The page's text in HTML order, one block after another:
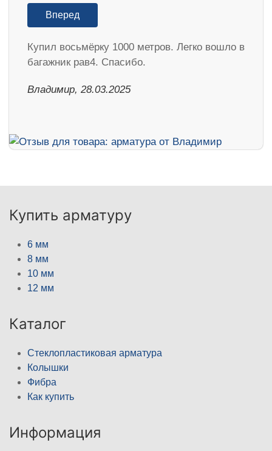
Вперед
Купил восьмёрку 1000 метров. Легко вошло в
багажник рав4. Спасибо.
Владимир, 28.03.2025
Купить арматуру
6 мм
8 мм
10 мм
12 мм
Каталог
Стеклопластиковая арматура
Колышки
Фибра
Как купить
Информация